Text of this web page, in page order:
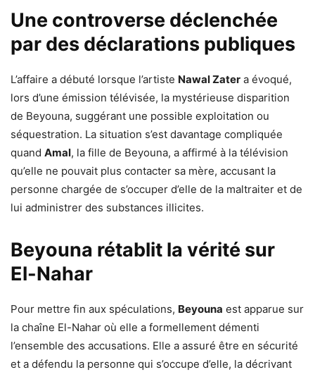
Une controverse déclenchée
par des déclarations publiques
L’affaire a débuté lorsque l’artiste Nawal Zater a évoqué,
lors d’une émission télévisée, la mystérieuse disparition
de Beyouna, suggérant une possible exploitation ou
séquestration. La situation s’est davantage compliquée
quand Amal, la fille de Beyouna, a affirmé à la télévision
qu’elle ne pouvait plus contacter sa mère, accusant la
personne chargée de s’occuper d’elle de la maltraiter et de
lui administrer des substances illicites.
Beyouna rétablit la vérité sur
El-Nahar
Pour mettre fin aux spéculations, Beyouna est apparue sur
la chaîne El-Nahar où elle a formellement démenti
l’ensemble des accusations. Elle a assuré être en sécurité
et a défendu la personne qui s’occupe d’elle, la décrivant